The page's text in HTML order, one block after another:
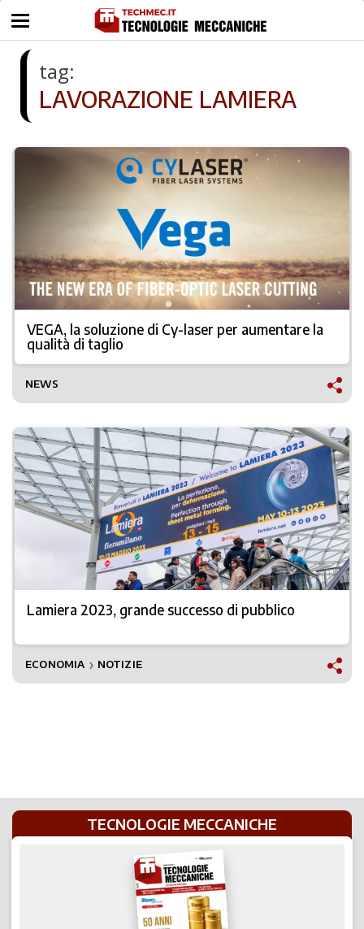
tag:
LAVORAZIONE LAMIERA
VEGA, la soluzione di Cy-laser per aumentare la
qualità di taglio
NEWS
Lamiera 2023, grande successo di pubblico
ECONOMIA ❯ NOTIZIE
TECNOLOGIE MECCANICHE